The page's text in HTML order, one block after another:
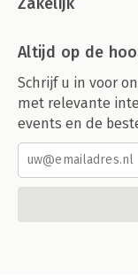
Altijd op de
Schrijf u in voor
met relevante
events en de